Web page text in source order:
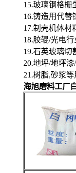
15.玻璃钢格栅
16.铸造用代替
17.制壳机体材
18.胶辊/光电
19.石英玻璃切
20.地坪/地坪
21.树脂,砂浆
海旭磨料工厂